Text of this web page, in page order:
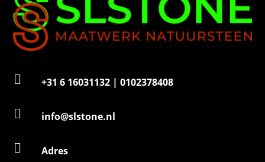
 +31 6 16031132 | 0102378408
 info@slstone.nl
 Adres